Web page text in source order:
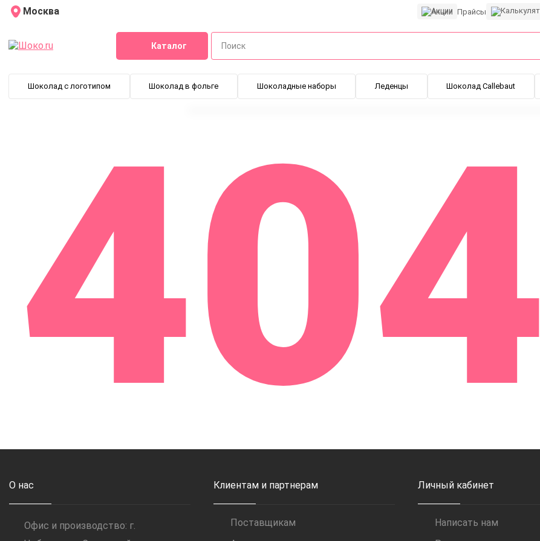
Москва Акции Прайсы
Каталог
Шоколад с логотипом Шоколад в фольге Шоколадные наборы Леденцы Шоколад Callebaut
404
О нас
Офис и производство: г.
Клиентам и партнерам
Поставщикам
Личный кабинет
Написать нам